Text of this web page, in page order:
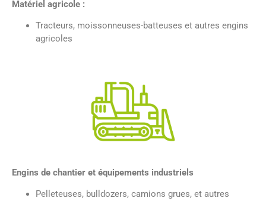
Matériel agricole :
Tracteurs, moissonneuses-batteuses et autres engins
agricoles
Engins de chantier et équipements industriels
Pelleteuses, bulldozers, camions grues, et autres